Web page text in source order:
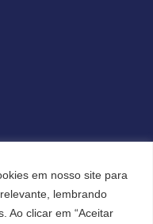
em nosso site para
lembrando
Ao clicar em “Aceitar